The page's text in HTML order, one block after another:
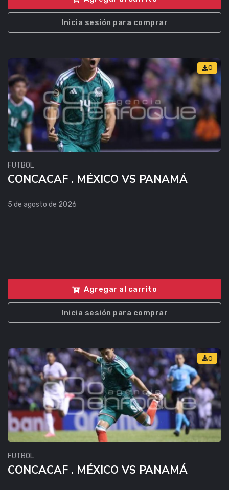
Inicia sesión para comprar
0
FUTBOL
CONCACAF . MÉXICO VS PANAMÁ
5 de agosto de 2026
Agregar al carrito
Inicia sesión para comprar
0
FUTBOL
CONCACAF . MÉXICO VS PANAMÁ